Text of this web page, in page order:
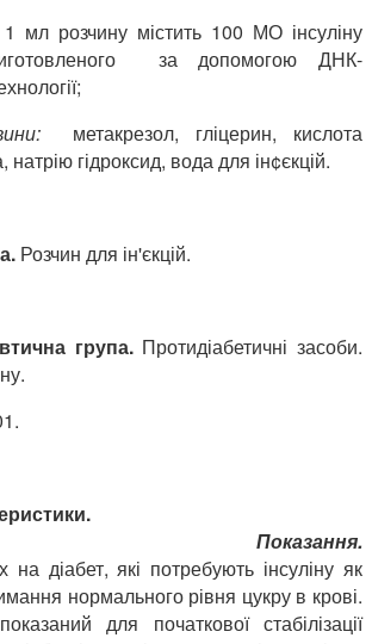
1 мл розчину містить 100 МО інсуліну
за допомогою ДНК-
метакрезол, гліцерин, кислота
гідроксид, вода для ін¢єкцій.
Розчин для ін'єкцій.
група.Протидіабетичні засоби.
характеристики.
Показання.
на діабет, які потребують інсуліну як
нормального рівня цукру в крові.
для початкової стабілізації